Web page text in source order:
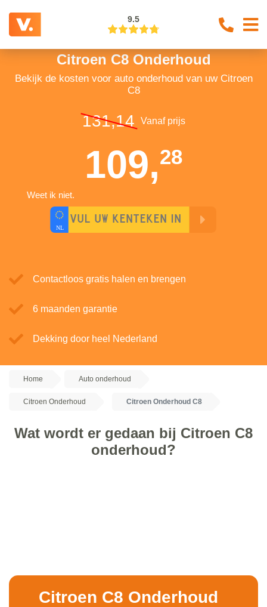
9.5
Citroen C8 Onderhoud
Bekijk de kosten voor auto onderhoud van uw Citroen
C8
131,14 Vanaf prijs
109,28
Weet ik niet.
Contactloos gratis halen en brengen
6 maanden garantie
Dekking door heel Nederland
Home Auto onderhoud
Citroen Onderhoud Citroen Onderhoud C8
Wat wordt er gedaan bij Citroen C8
onderhoud?
Citroen C8 Onderhoud